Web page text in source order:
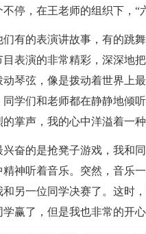
停，在王老师的组织下，“
有的表演讲故事，有的跳
表演的非常精彩，深深地
琴弦，像是拨动着世界上
学们和老师都在静静地倾
掌声，我的心中洋溢着一种
奋的是抢凳子游戏，我和
神听着音乐。突然，音乐
另一位同学决赛了。这时
赢了，但是我也非常的开心